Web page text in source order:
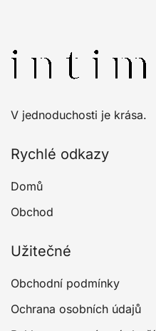
V jednoduchosti je krása.
Rychlé odkazy
Domů
Obchod
Užitečné
Obchodní podmínky
Ochrana osobních údajů